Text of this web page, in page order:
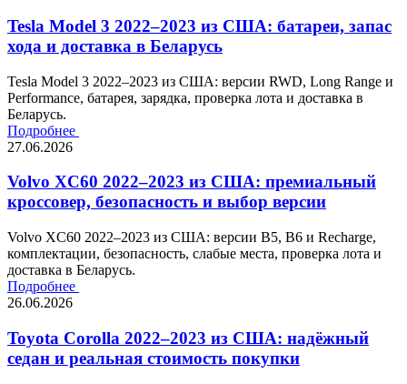
Tesla Model 3 2022–2023 из США: батареи, запас
хода и доставка в Беларусь
Tesla Model 3 2022–2023 из США: версии RWD, Long Range и
Performance, батарея, зарядка, проверка лота и доставка в
Беларусь.
Подробнее
27.06.2026
Volvo XC60 2022–2023 из США: премиальный
кроссовер, безопасность и выбор версии
Volvo XC60 2022–2023 из США: версии B5, B6 и Recharge,
комплектации, безопасность, слабые места, проверка лота и
доставка в Беларусь.
Подробнее
26.06.2026
Toyota Corolla 2022–2023 из США: надёжный
седан и реальная стоимость покупки